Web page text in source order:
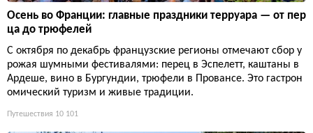
Осень во Франции: главные праздники терруара — от пер
ца до трюфелей
С октября по декабрь французские регионы отмечают сбор у
рожая шумными фестивалями: перец в Эспелетт, каштаны в
Ардеше, вино в Бургундии, трюфели в Провансе. Это гастрон
омический туризм и живые традиции.
Путешествия 10 101